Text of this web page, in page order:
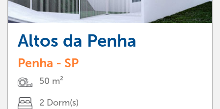
Altos da Penha
Penha - SP
50 m²
2 Dorm(s)